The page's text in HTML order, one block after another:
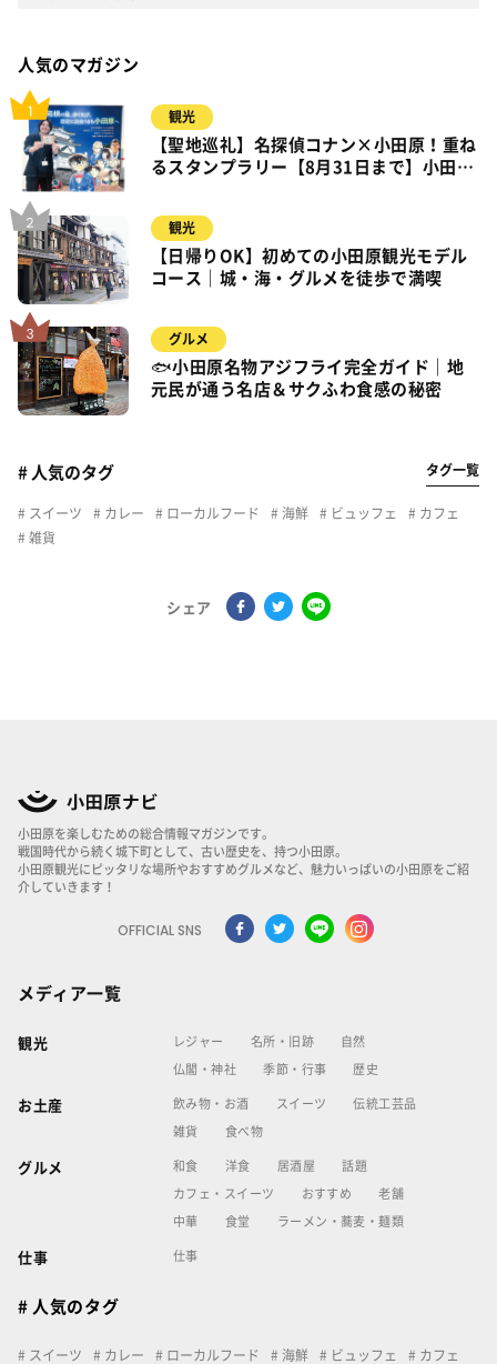
人気のマガジン
観光
【聖地巡礼】名探偵コナン×小田原！重ね
るスタンプラリー【8月31日まで】小田
観光
【日帰りOK】初めての小田原観光モデル
コース｜城・海・グルメを徒歩で満喫
グルメ
🐟小田原名物アジフライ完全ガイド｜地
元民が通う名店＆サクふわ食感の秘密
# 人気のタグ タグ一覧
スイーツ カレー ローカルフード 海鮮 ビュッフェ
カフェ
雑貨
シェア
小田原を楽しむための総合情報マガジンです。
戦国時代から続く城下町として、古い歴史を、持つ小田原。
小田原観光にピッタリな場所やおすすめグルメなど、魅力いっぱいの小田原をご紹
介していきます！
OFFICIAL SNS
メディア一覧
観光 レジャー 名所・旧跡 自然
仏閣・神社 季節・行事 歴史
お土産 飲み物・お酒 スイーツ 伝統工芸品
雑貨 食べ物
グルメ 和食 洋食 居酒屋 話題
カフェ・スイーツ おすすめ 老舗
中華 食堂 ラーメン・蕎麦・麺類
仕事 仕事
# 人気のタグ
スイーツ カレー ローカルフード 海鮮 ビュッフェ
カフェ